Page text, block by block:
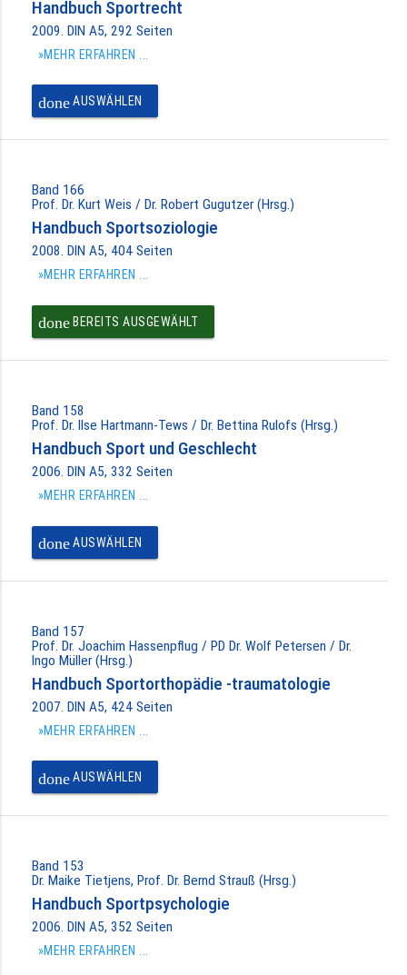
Handbuch Sportrecht
2009. DIN A5, 292 Seiten
»MEHR ERFAHREN ...
doneAUSWÄHLEN
Band 166
Prof. Dr. Kurt Weis / Dr. Robert Gugutzer (Hrsg.)
Handbuch Sportsoziologie
2008. DIN A5, 404 Seiten
»MEHR ERFAHREN ...
doneBEREITS AUSGEWÄHLT
Band 158
Prof. Dr. Ilse Hartmann-Tews / Dr. Bettina Rulofs (Hrsg.)
Handbuch Sport und Geschlecht
2006. DIN A5, 332 Seiten
»MEHR ERFAHREN ...
doneAUSWÄHLEN
Band 157
Prof. Dr. Joachim Hassenpflug / PD Dr. Wolf Petersen / Dr.
Ingo Müller (Hrsg.)
Handbuch Sportorthopädie -traumatologie
2007. DIN A5, 424 Seiten
»MEHR ERFAHREN ...
doneAUSWÄHLEN
Band 153
Dr. Maike Tietjens, Prof. Dr. Bernd Strauß (Hrsg.)
Handbuch Sportpsychologie
2006. DIN A5, 352 Seiten
»MEHR ERFAHREN ...